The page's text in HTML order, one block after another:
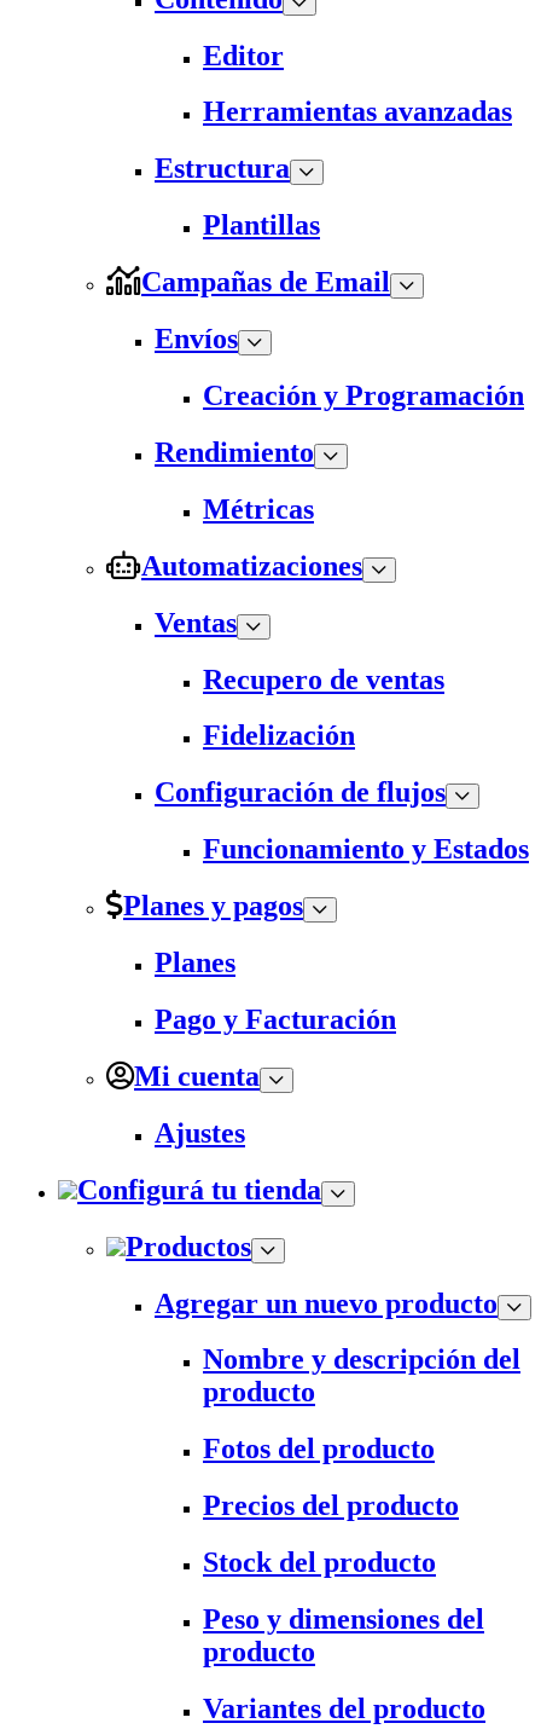
Editor
Herramientas avanzadas
Estructura
Plantillas
Campañas de Email
Envíos
Creación y Programación
Rendimiento
Métricas
Automatizaciones
Ventas
Recupero de ventas
Fidelización
Configuración de flujos
Funcionamiento y Estados
Planes y pagos
Planes
Pago y Facturación
Mi cuenta
Ajustes
Configurá tu tienda
Productos
Agregar un nuevo producto
Nombre y descripción del
producto
Fotos del producto
Precios del producto
Stock del producto
Peso y dimensiones del
producto
Variantes del producto